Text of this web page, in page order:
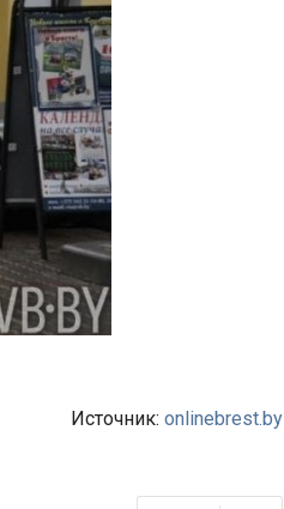
Источник: onlinebrest.by